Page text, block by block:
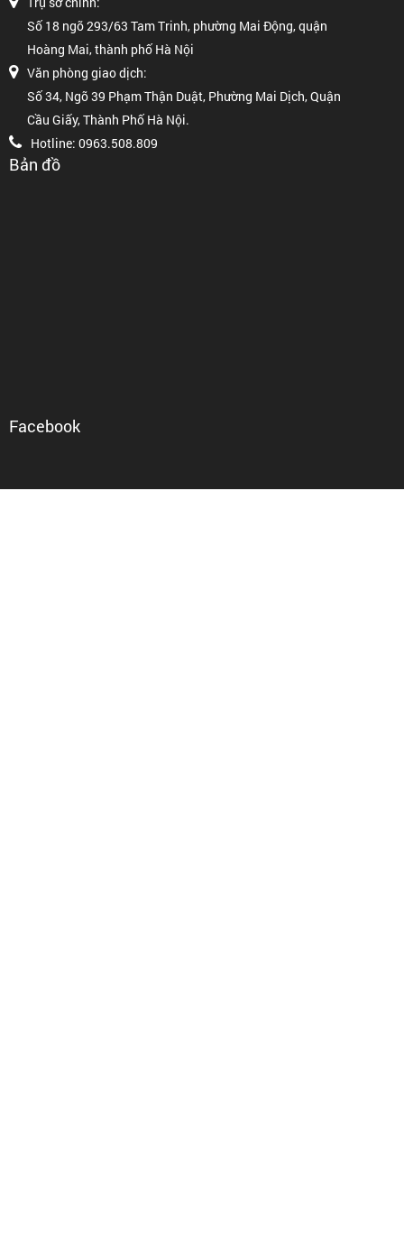
Số 18 ngõ 293/63 Tam Trinh, phường Mai Động, quận
Hoàng Mai, thành phố Hà Nội
Văn phòng giao dịch:
Số 34, Ngõ 39 Phạm Thận Duật, Phường Mai Dịch, Quận
Cầu Giấy, Thành Phố Hà Nội.
Hotline: 0963.508.809
Bản đồ
Facebook